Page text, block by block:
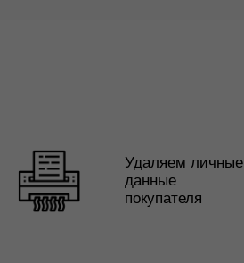
Удаляем личные
данные
покупателя